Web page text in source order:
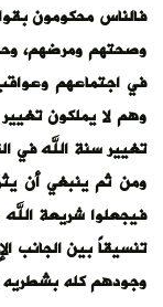
فالناس محكومون
وصحتهم ومرضهم،
في اجتماعهم
وهم لا يملكون
تغيير سنة الله في
ومن ثم ينبغي أن
فيجعلوا شريعة
تنسيقاً بين الجانب
وجودهم كله بشطريه